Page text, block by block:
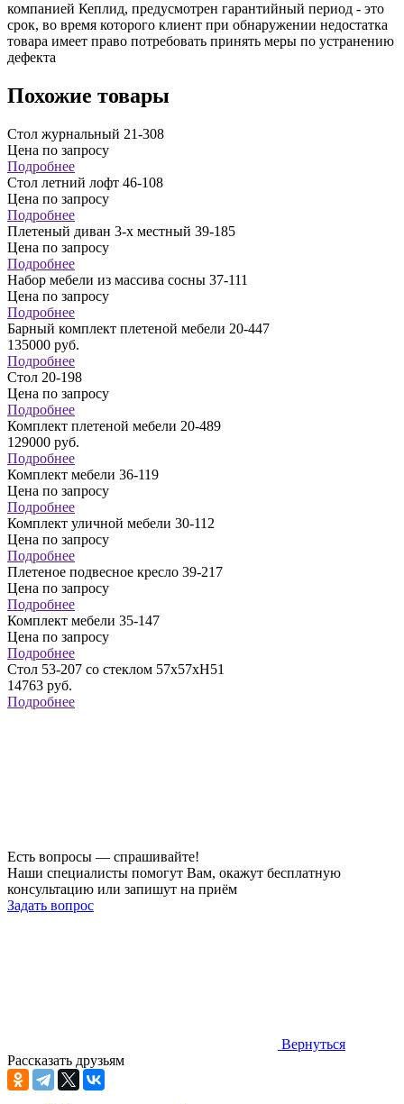
компанией Кеплид, предусмотрен гарантийный период - это
срок, во время которого клиент при обнаружении недостатка
товара имеет право потребовать принять меры по устранению
дефекта
Похожие товары
Стол журнальный 21-308
Цена по запросу
Подробнее
Стол летний лофт 46-108
Цена по запросу
Подробнее
Плетеный диван 3-х местный 39-185
Цена по запросу
Подробнее
Набор мебели из массива сосны 37-111
Цена по запросу
Подробнее
Барный комплект плетеной мебели 20-447
135000 руб.
Подробнее
Стол 20-198
Цена по запросу
Подробнее
Комплект плетеной мебели 20-489
129000 руб.
Подробнее
Комплект мебели 36-119
Цена по запросу
Подробнее
Комплект уличной мебели 30-112
Цена по запросу
Подробнее
Плетеное подвесное кресло 39-217
Цена по запросу
Подробнее
Комплект мебели 35-147
Цена по запросу
Подробнее
Стол 53-207 со стеклом 57х57хН51
14763 руб.
Подробнее
Есть вопросы — спрашивайте!
Наши специалисты помогут Вам, окажут бесплатную
консультацию или запишут на приём
Задать вопрос
Вернуться
Рассказать друзьям